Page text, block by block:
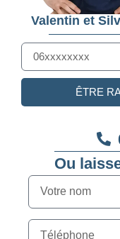
Valentin et
ÊTRE
Ou